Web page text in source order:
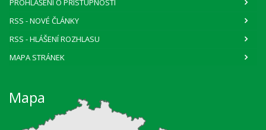
PROHLÁŠENÍ O PŘÍSTUPNOSTI
RSS - NOVÉ ČLÁNKY
RSS - HLÁŠENÍ ROZHLASU
MAPA STRÁNEK
Mapa